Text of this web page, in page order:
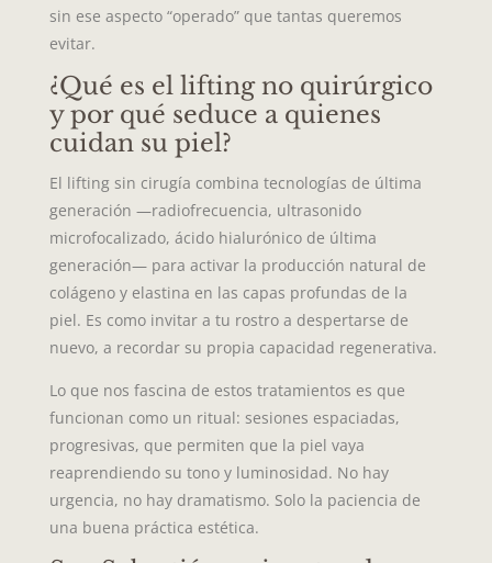
sin ese aspecto “operado” que tantas queremos
evitar.
¿Qué es el lifting no quirúrgico
y por qué seduce a quienes
cuidan su piel?
El lifting sin cirugía combina tecnologías de última
generación —radiofrecuencia, ultrasonido
microfocalizado, ácido hialurónico de última
generación— para activar la producción natural de
colágeno y elastina en las capas profundas de la
piel. Es como invitar a tu rostro a despertarse de
nuevo, a recordar su propia capacidad regenerativa.
Lo que nos fascina de estos tratamientos es que
funcionan como un ritual: sesiones espaciadas,
progresivas, que permiten que la piel vaya
reaprendiendo su tono y luminosidad. No hay
urgencia, no hay dramatismo. Solo la paciencia de
una buena práctica estética.